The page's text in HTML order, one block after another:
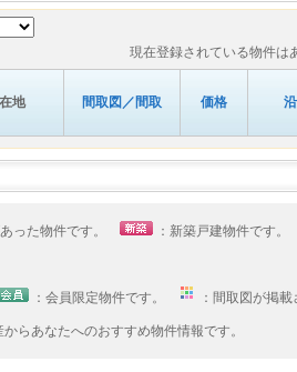
現在登録されている物件は
地 間取図／間取 価格
あった物件です。 ：新築戸建物件です
：会員限定物件です。 ：間取図が掲
からあなたへのおすすめ物件情報です。